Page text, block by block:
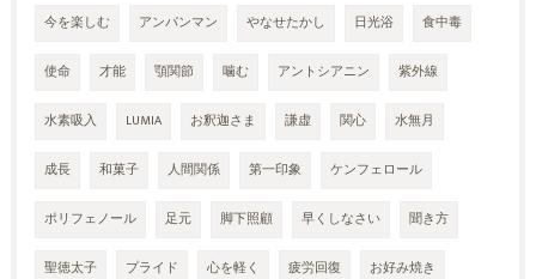
今を楽しむ アンパンマン やなせたかし 日光浴 食中毒
使命 才能 顎関節 噛む アントシアニン 紫外線
水素吸入 LUMIA お釈迦さま 謙虚 関心 水無月
成長 和菓子 人間関係 第一印象 ケンフェロール
ポリフェノール 足元 脚下照顧 早くしなさい 聞き方
聖徳太子 プライド 心を軽く 疲労回復 お好み焼き